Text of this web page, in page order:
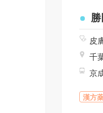
皮
千
漢方